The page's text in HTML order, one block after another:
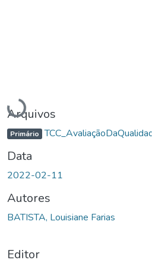
Carregando...
Arquivos
Primário
Data
2022-02-11
Autores
BATISTA, Louisiane Farias
Editor